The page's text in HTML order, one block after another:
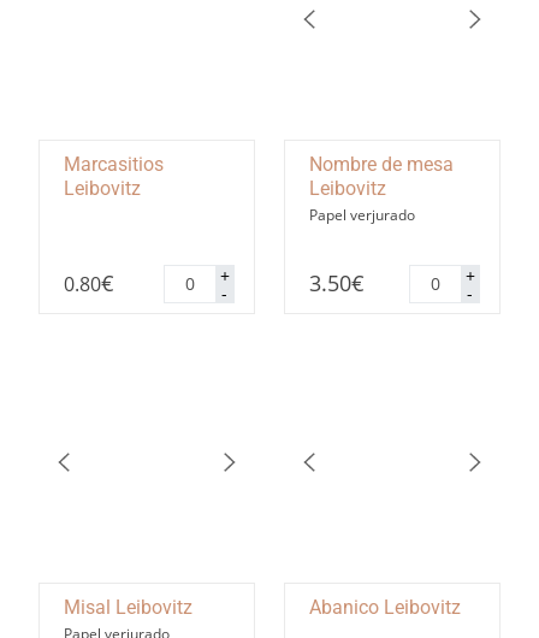
Marcasitios
Leibovitz
0.80€ -
Marcasitios
Leibovitz
cantidad
+
Nombre de mesa
Leibovitz
Papel verjurado
3.50€ -
Nombre
mesa
+
Misal Leibovitz
Papel verjurado
Abanico Leibovitz